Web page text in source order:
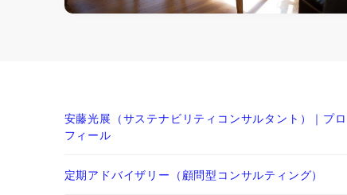
安藤光展（サステナビリティコンサルタント）｜プロ
フィール
定期アドバイザリー（顧問型コンサルティング）